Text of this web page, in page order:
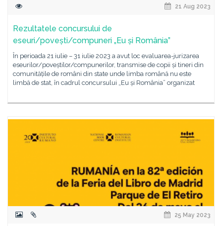
21 Aug 2023
Rezultatele concursului de
eseuri/povești/compuneri „Eu și România”
În perioada 21 iulie – 31 iulie 2023 a avut loc evaluarea-jurizarea
eseurilor/poveștilor/compunerilor, transmise de copii și tineri din
comunitățile de români din state unde limba română nu este
limbă de stat, în cadrul concursului „Eu și România” organizat
25 May 2023